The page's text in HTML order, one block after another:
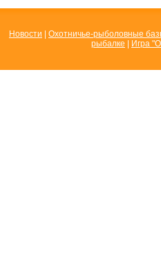
Новости
Охотничье-рыболовные
рыбалке
Игра